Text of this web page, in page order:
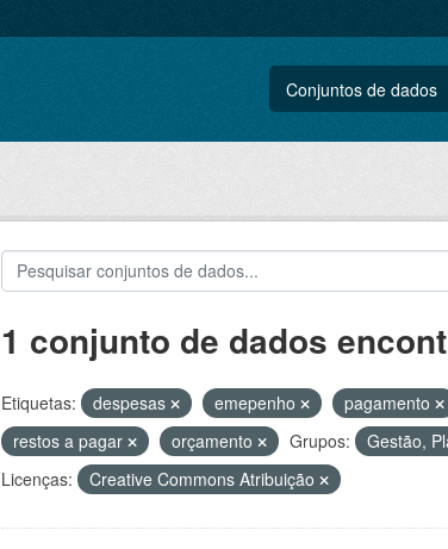
Conjuntos de dados
1 conjunto de dados
Etiquetas: despesas emepenho
pagamento
restos a pagar
orçamento Grupos: Gestão,
Licenças:
Creative Commons Atribuição